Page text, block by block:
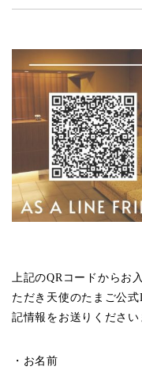
上記のQRコードからお
ただき天使のたまご公
記情報をお送りください
・お名前